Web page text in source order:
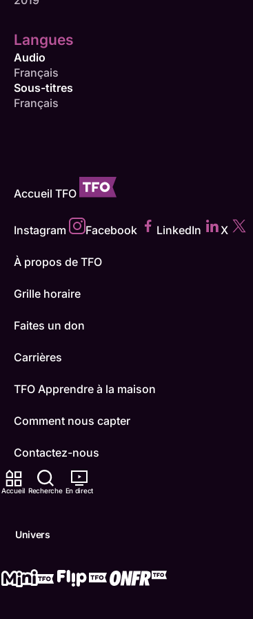
Accueil Recherche En direct
Univers
Langues
Audio
Français
Sous-titres
Français
Accueil TFO
Instagram Facebook LinkedIn X
À propos de TFO
Grille horaire
Faites un don
Carrières
TFO Apprendre à la maison
Comment nous capter
Contactez-nous
ONFR
Conditions d'utilisation